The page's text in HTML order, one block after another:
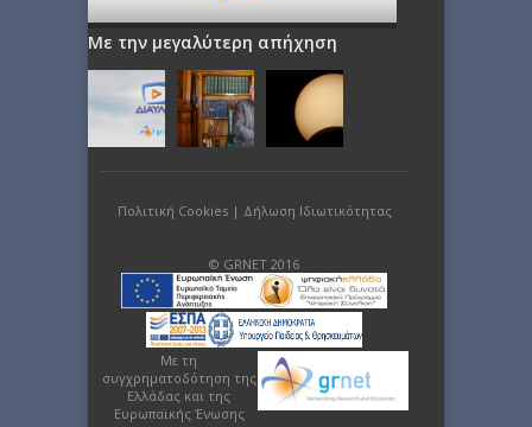
Με την μεγαλύτερη απήχηση
Πολιτική Cookies| Δήλωση Ιδιωτικότητας
© GRNET 2016
Με τη
συγχρηματοδότηση της
Ελλάδας και της
Ευρωπαϊκής Ένωσης